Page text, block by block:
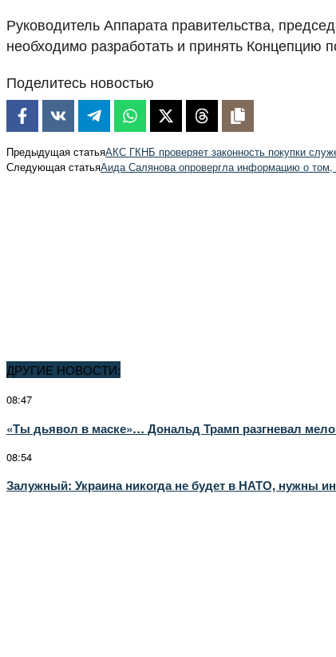
Руководитель Аппарата правительства,
необходимо разработать и принять Концепцию
Поделитесь новостью
Предыдущая статьяАКС ГКНБ проверяет законность покупки
Следующая статьяАида Салянова опровергла информацию о
ДРУГИЕ НОВОСТИ:
08:47
«Ты дьявол в маске»… Дональд Трамп разгневал
08:54
Залужный: Украина никогда не будет в НАТО, нужны